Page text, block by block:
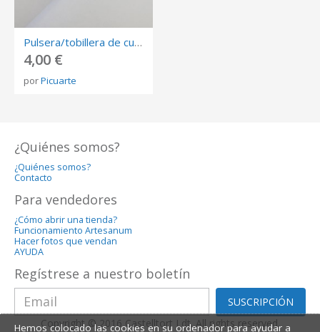
Pulsera/tobillera de cuero artesanal con nudos y 1 hueso de aceituna
4,00 €
porPicuarte
¿Quiénes somos?
¿Quiénes somos?
Contacto
Para vendedores
¿Cómo abrir una tienda?
Funcionamiento Artesanum
Hacer fotos que vendan
AYUDA
Regístrese a nuestro boletín
SUSCRIPCIÓN
Copyright © 2016 Castelltort Ldt. All rights reserved.
Hemos colocado las cookies en su ordenador para ayudar a